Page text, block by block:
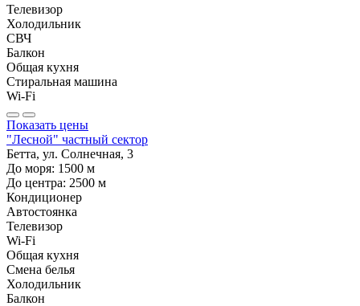
Телевизор
Холодильник
СВЧ
Балкон
Общая кухня
Стиральная машина
Wi-Fi
Показать цены
"Лесной" частный сектор
Бетта, ул. Солнечная, 3
До моря: 1500 м
До центра: 2500 м
Кондиционер
Автостоянка
Телевизор
Wi-Fi
Общая кухня
Смена белья
Холодильник
Балкон